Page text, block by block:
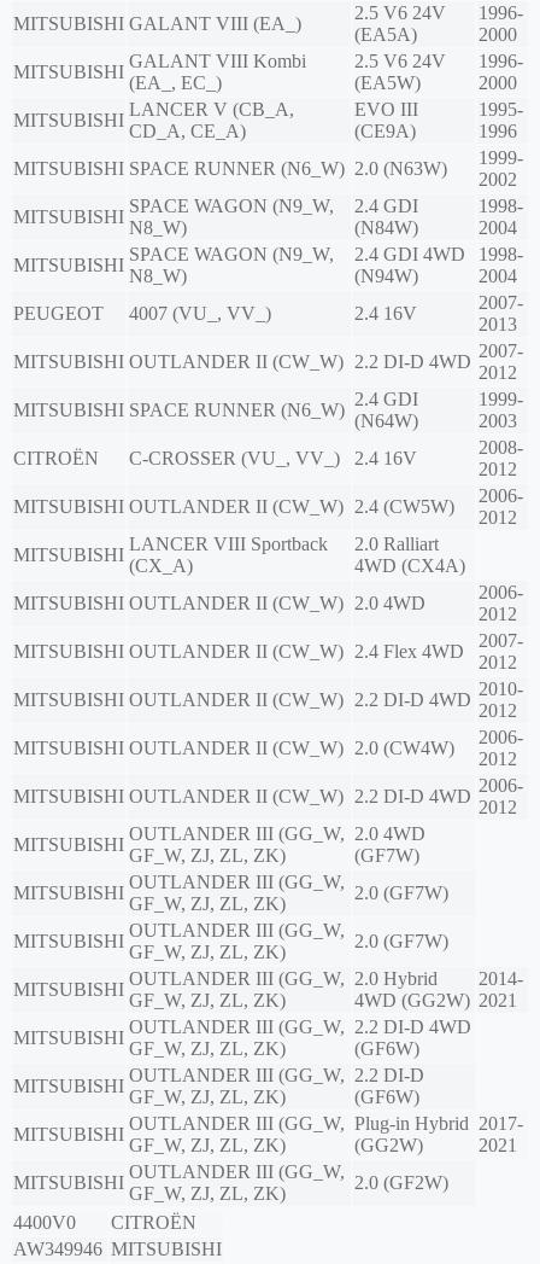
MITSUBISHI GALANT VIII (EA_)
2.5 V6 24V
(EA5A)
1996-
2000
MITSUBISHI
GALANT VIII Kombi
(EA_, EC_)
2.5 V6 24V
(EA5W)
1996-
2000
MITSUBISHI
LANCER V (CB_A,
CD_A, CE_A)
EVO III
(CE9A)
1995-
1996
MITSUBISHI SPACE RUNNER (N6_W) 2.0 (N63W)
1999-
2002
MITSUBISHI
SPACE WAGON (N9_W,
N8_W)
2.4 GDI
(N84W)
1998-
2004
MITSUBISHI
SPACE WAGON (N9_W,
N8_W)
2.4 GDI 4WD
(N94W)
1998-
2004
PEUGEOT
4007 (VU_, VV_) 2.4 16V
2007-
2013
MITSUBISHI OUTLANDER II (CW_W) 2.2 DI-D 4WD
2007-
2012
MITSUBISHI SPACE RUNNER (N6_W)
2.4 GDI
(N64W)
1999-
2003
CITROËN
C-CROSSER (VU_, VV_) 2.4 16V
2008-
2012
MITSUBISHI OUTLANDER II (CW_W) 2.4 (CW5W)
2006-
2012
MITSUBISHI
LANCER VIII Sportback
(CX_A)
2.0 Ralliart
4WD (CX4A)
MITSUBISHI OUTLANDER II (CW_W) 2.0 4WD
2006-
2012
MITSUBISHI OUTLANDER II (CW_W) 2.4 Flex 4WD
2007-
2012
MITSUBISHI OUTLANDER II (CW_W) 2.2 DI-D 4WD
2010-
2012
MITSUBISHI OUTLANDER II (CW_W) 2.0 (CW4W)
2006-
2012
MITSUBISHI OUTLANDER II (CW_W) 2.2 DI-D 4WD
2006-
2012
MITSUBISHI
OUTLANDER III (GG_W,
GF_W, ZJ, ZL, ZK)
2.0 4WD
(GF7W)
MITSUBISHI
OUTLANDER III (GG_W,
GF_W, ZJ, ZL, ZK)
2.0 (GF7W)
MITSUBISHI
OUTLANDER III (GG_W,
GF_W, ZJ, ZL, ZK)
2.0 (GF7W)
MITSUBISHI
OUTLANDER III (GG_W,
GF_W, ZJ, ZL, ZK)
2.0 Hybrid
4WD (GG2W)
2014-
2021
MITSUBISHI
OUTLANDER III (GG_W,
GF_W, ZJ, ZL, ZK)
2.2 DI-D 4WD
(GF6W)
MITSUBISHI
OUTLANDER III (GG_W,
GF_W, ZJ, ZL, ZK)
2.2 DI-D
(GF6W)
MITSUBISHI
OUTLANDER III (GG_W,
GF_W, ZJ, ZL, ZK)
Plug-in Hybrid
(GG2W)
2017-
2021
MITSUBISHI
OUTLANDER III (GG_W,
GF_W, ZJ, ZL, ZK)
2.0 (GF2W)
4400V0
CITROËN
AW349946 MITSUBISHI